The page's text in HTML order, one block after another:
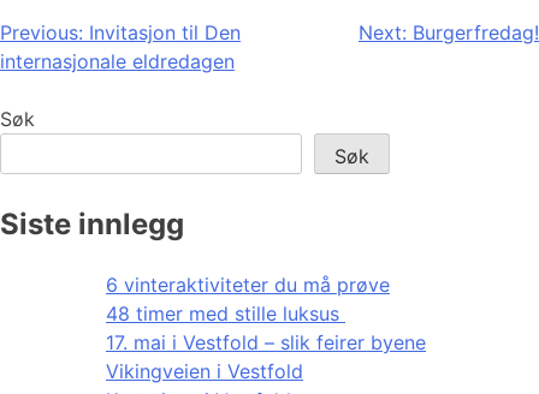
Innleggsnavigasjon
Previous: Invitasjon til Den
internasjonale eldredagen
Next: Burgerfredag!
Søk
Søk
Siste innlegg
6 vinteraktiviteter du må prøve
48 timer med stille luksus
17. mai i Vestfold – slik feirer byene
Vikingveien i Vestfold